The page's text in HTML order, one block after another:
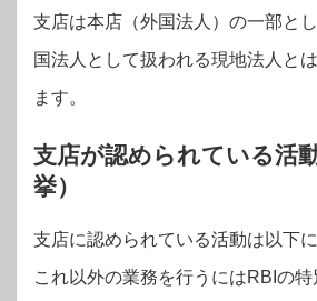
支店は本店（外国法人）の一部と
国法人として扱われる現地法人と
ます。
支店が認められている活
挙）
支店に認められている活動は以下
これ以外の業務を行うにはRBIの